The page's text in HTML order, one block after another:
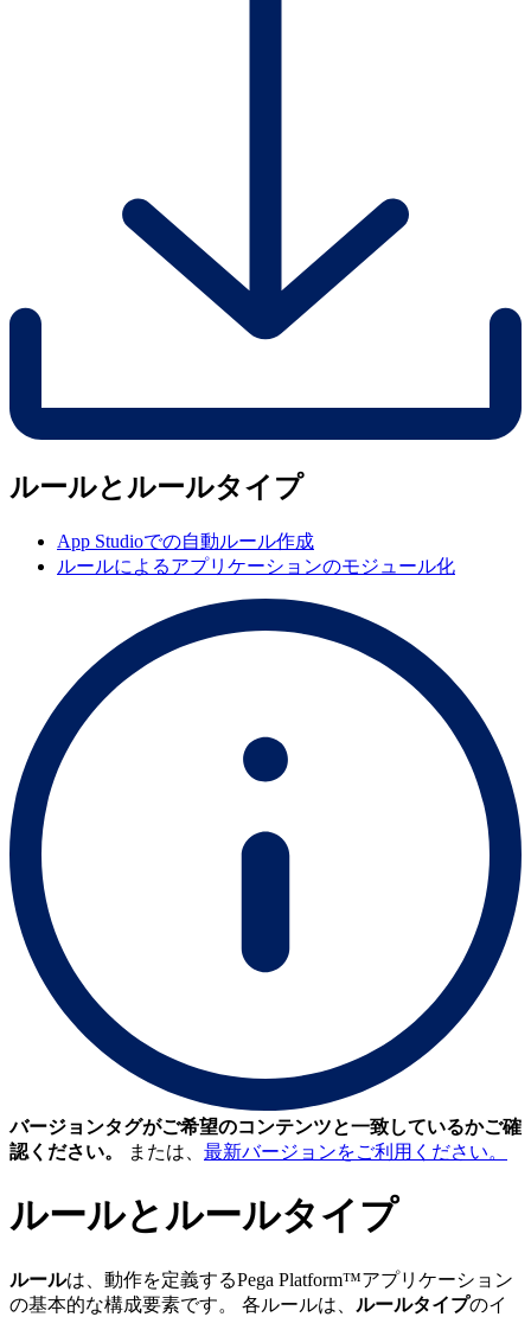
ルールとルールタイプ
App Studioでの自動ルール作成
ルールによるアプリケーションのモジュール化
バージョンタグがご希望のコンテンツと一致しているかご確
認ください。
または、 最新バージョンをご利用ください。
ルールとルールタイプ
ルールは、動作を定義するPega Platform™アプリケーション
の基本的な構成要素です。 各ルールは、 ルールタイプのイ